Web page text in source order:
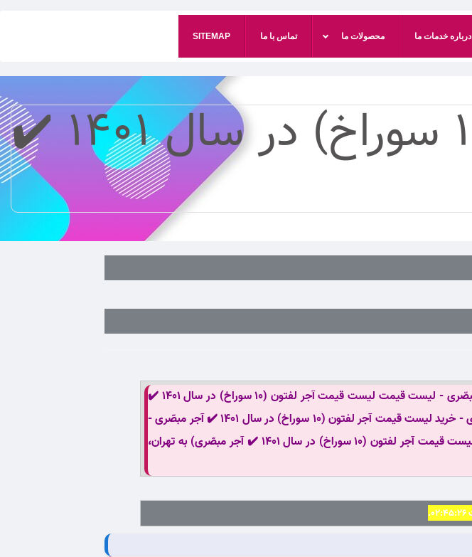
درباره خدمات ما محصولات ما تماس با ما SITEMAP
لیست قیمت آجر لفتون (10 سوراخ) در سال 1401 ✔️
عبارات کلیدی: فروش ویژه لیست قیمت آجر لفتون (10 سوراخ) در سال 1401 ✔️ آجر مبصّری - لیست قیمت لیست قیمت آجر لفتون (10 سوراخ) در سال 1401 ✔️
آجر مبصّری - نمایندگی لیست قیمت آجر لفتون (10 سوراخ) در سال 1401 ✔️ آجر مبصّری - خرید لیست قیمت آجر لفتون (10 سوراخ) در سال 1401 ✔️ آجر مبصّری -
ارزانترین: لیست قیمت آجر لفتون (10 سوراخ) در سال 1401 ✔️ آجر مبصّری - ارسال (لیست قیمت آجر لفتون (10 سوراخ) در سال 1401 ✔️ آجر مبصّری) به تهران،